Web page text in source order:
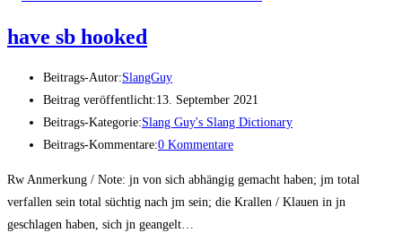
have sb hooked
Beitrags-Autor:SlangGuy
Beitrag veröffentlicht:13. September 2021
Beitrags-Kategorie:Slang Guy's Slang Dictionary
Beitrags-Kommentare:0 Kommentare
Rw Anmerkung / Note: jn von sich abhängig gemacht haben; jm total
verfallen sein total süchtig nach jm sein; die Krallen / Klauen in jn
geschlagen haben, sich jn geangelt…